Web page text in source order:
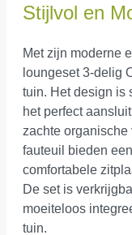
Stijlvol en
Met zijn moderne
loungeset 3-delig
tuin. Het design is
het perfect
zachte
fauteuil bieden
comfortabele
De set is
moeiteloos
tuin.